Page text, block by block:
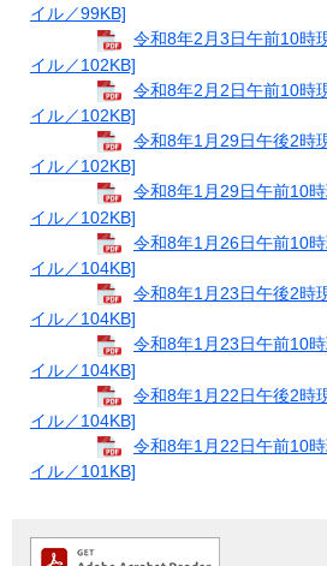
イル／99KB]
令和8年2月3日午前10時
イル／102KB]
令和8年2月2日午前10時
イル／102KB]
令和8年1月29日午後2時
イル／102KB]
令和8年1月29日午前10
イル／102KB]
令和8年1月26日午前10
イル／104KB]
令和8年1月23日午後2時
イル／104KB]
令和8年1月23日午前10
イル／104KB]
令和8年1月22日午後2時
イル／104KB]
令和8年1月22日午前10
イル／101KB]